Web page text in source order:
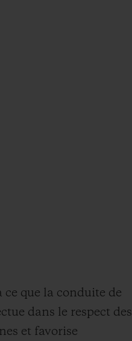
que la conduite de
dans le respect des
et favorise